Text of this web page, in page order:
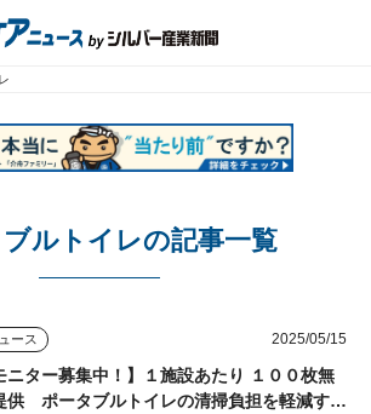
ルトイレの記事一覧
ース 2025/05/15
ニター募集中！】１施設あたり １００枚無
供 ポータブルトイレの清掃負担を軽減する